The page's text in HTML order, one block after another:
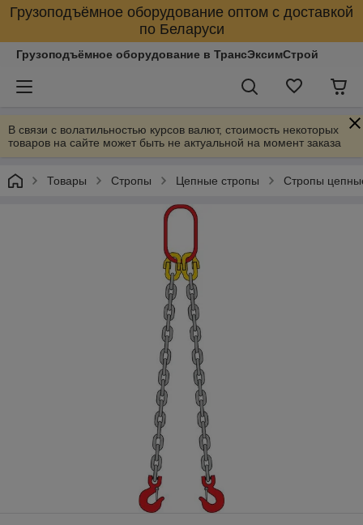
Грузоподъёмное оборудование оптом с доставкой
по Беларуси
Грузоподъёмное оборудование в ТрансЭксимСтрой
В связи с волатильностью курсов валют, стоимость некоторых
товаров на сайте может быть не актуальной на момент заказа
Товары Стропы Цепные стропы Стропы